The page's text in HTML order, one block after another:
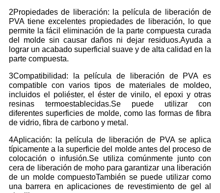
2Propiedades de liberación: la película de liberación de
PVA tiene excelentes propiedades de liberación, lo que
permite la fácil eliminación de la parte compuesta curada
del molde sin causar daños ni dejar residuos.Ayuda a
lograr un acabado superficial suave y de alta calidad en la
parte compuesta.
3Compatibilidad: la película de liberación de PVA es
compatible con varios tipos de materiales de moldeo,
incluidos el poliéster, el éster de vinilo, el epoxi y otras
resinas termoestablecidas.Se puede utilizar con
diferentes superficies de molde, como las formas de fibra
de vidrio, fibra de carbono y metal.
4Aplicación: la película de liberación de PVA se aplica
típicamente a la superficie del molde antes del proceso de
colocación o infusión.Se utiliza comúnmente junto con
cera de liberación de moho para garantizar una liberación
de un molde compuestoTambién se puede utilizar como
una barrera en aplicaciones de revestimiento de gel al